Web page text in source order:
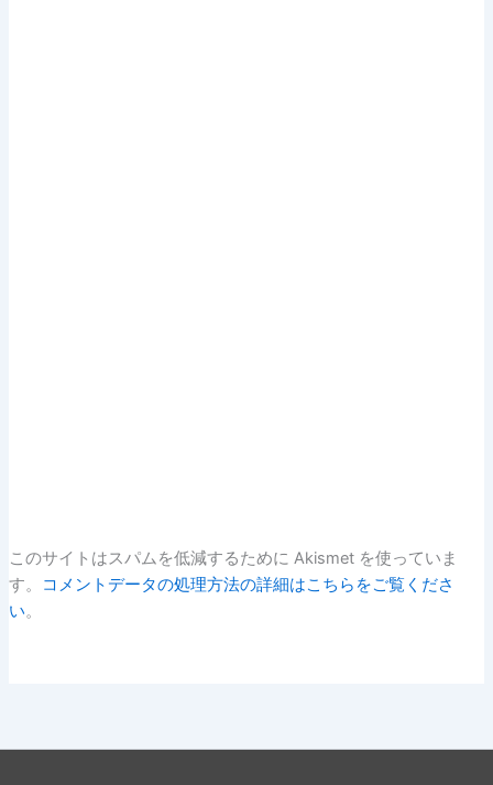
このサイトはスパムを低減するために Akismet を使っていま
す。
コメントデータの処理方法の詳細はこちらをご覧くださ
い。